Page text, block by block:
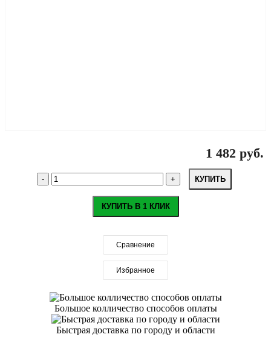
1 482 руб.
КУПИТЬ
КУПИТЬ В 1 КЛИК
Сравнение
Избранное
Большое колличество способов оплаты
Быстрая доставка по городу и области